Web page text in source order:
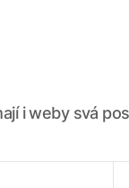
i weby svá